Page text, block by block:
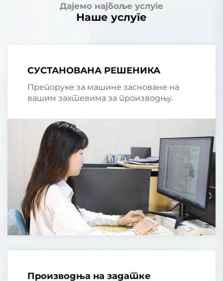
Дајемо најбоље услуге
Наше услуге
СУСТАНОВАНА РЕШЕНИКА
Препоруке за машине засноване на
вашим захтевима за производњу.
Производња на задатке